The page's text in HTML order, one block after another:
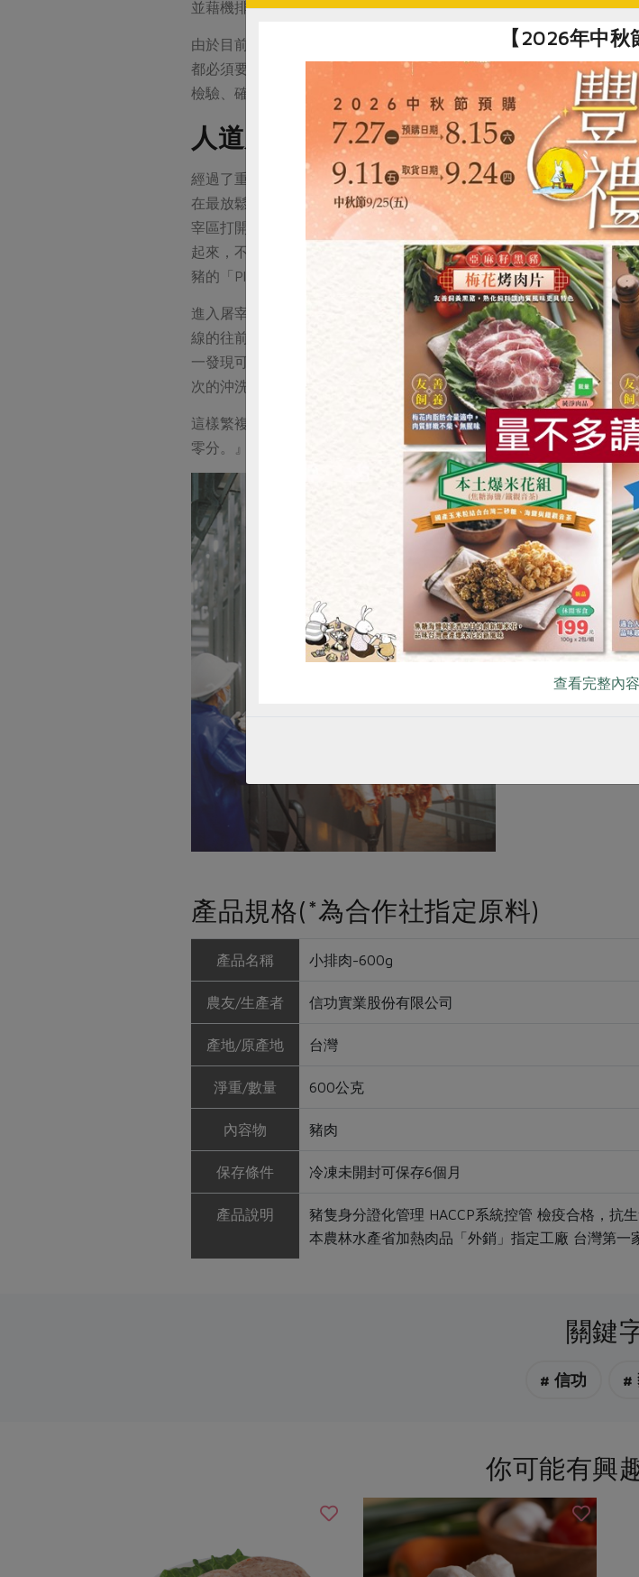
並藉機排空腸道，也可順便觀察豬隻有沒有疑似帶源、發病的可能性
由於目前信功的豬隻是從各契約牧場一批一批運來，平時的飼養管理
都必須要預宰數頭先進行疾病的快篩檢驗，篩檢合格後，才能進行整
檢驗、確認，如此繁複的防疫措施，一切都只是為了杜絕所有可能污
人道屠宰兼顧豬的生理及心理狀況
經過了重重檢驗、清洗後，終於到了殺豬的這一刻。為了不引起豬群
在最放鬆的狀態下被電暈。利用狹長的走道，溫和驅趕豬隻，並分成
宰區打開的一瞬間，以為自己是回到另一個群體，而願意主動進入屠
起來，不影響鐵門外還在繫留、休息的豬群，讓豬隻儘可能在放鬆的
豬的「Play Boy」。
進入屠宰區後，豬隻會分別被給予電擊，使之暫時昏迷、失去知覺，
線的往前推進，豬隻依序經過去尾、取內臟、剝皮、去頭、鋸半分切
一發現可疑病症，須將整隻豬連同其前後兩隻，一起拉出生產線等待
次的沖洗，才能進入冷凍庫冰存等待隔天再接續做分切跟加工的動作。
這樣繁複的手續，不是特殊的規格待遇，而是信功每天重複的工作流
零分。』
產品規格(*為合作社指定原料)
產品名稱 小排肉-600g
農友/生產者 信功實業股份有限公司
產地/原產地 台灣
淨重/數量 600公克
內容物 豬肉
保存條件 冷凍未開封可保存6個月
產品說明
豬隻身分證化管理 HACCP系統控管 檢疫合格，抗
本農林水產省加熱肉品「外銷」指定工廠 台灣第一
關鍵
# 信功 #
你可能有興
惜食 RPET 食譜 減硝酸鹽
【2026年中秋
查看完整內容..